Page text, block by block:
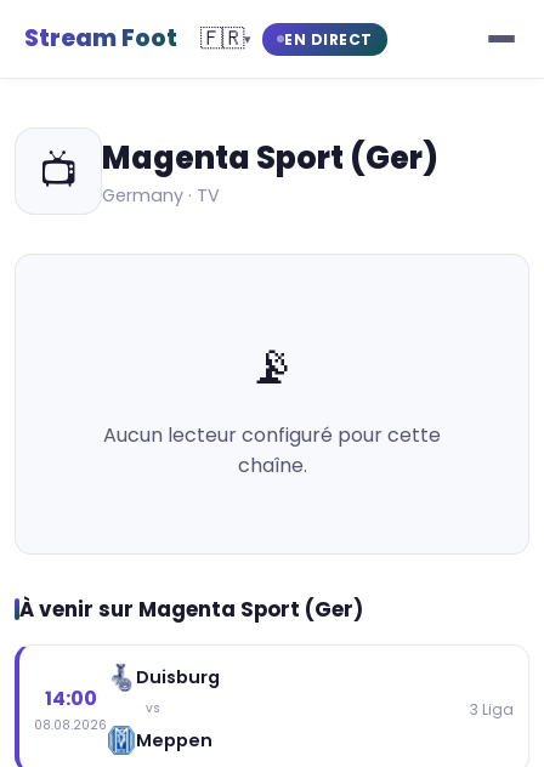
Stream Foot 🇫🇷▾ EN DIRECT
📺 Magenta Sport (Ger)
Germany · TV
📡
Aucun lecteur configuré pour cette
chaîne.
À venir sur Magenta Sport (Ger)
14:00
08.08.2026
Duisburg
vs
Meppen
3 Liga